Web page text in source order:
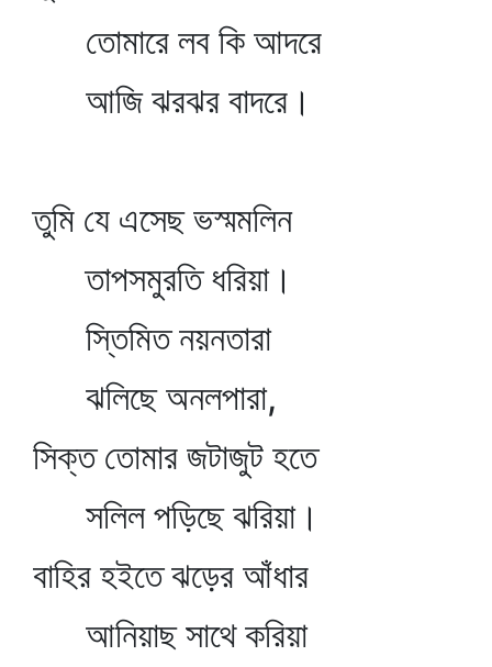
তোমারে লব কি আদরে
আজি ঝরঝর বাদরে।
তুমি যে এসেছ ভস্মমলিন
তাপসমুরতি ধরিয়া।
স্তিমিত নয়নতারা
ঝলিছে অনলপারা,
সিক্ত তোমার জটাজুট হতে
সলিল পড়িছে ঝরিয়া।
বাহির হইতে ঝড়ের আঁধার
আনিয়াছ সাথে করিয়া